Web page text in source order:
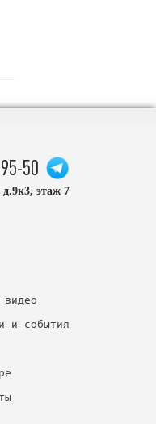
50
этаж 7
и события